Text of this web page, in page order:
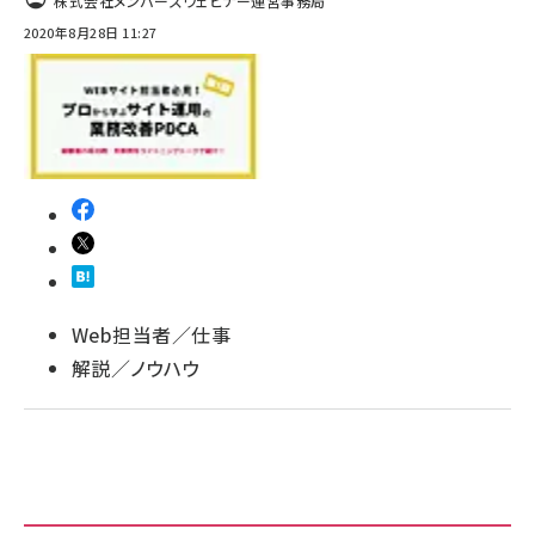
llmo (1171)
2020年8月28日 11:27
Web担当者／仕事
解説／ノウハウ